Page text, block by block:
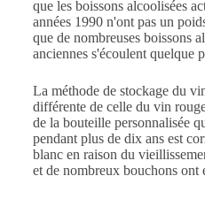
que les boissons alcoolisées
années 1990 n'ont pas un
que de nombreuses boissons
anciennes s'écoulent quelque
La méthode de stockage du
différente de celle du vin
de la bouteille personnalisée
pendant plus de dix ans est
blanc en raison du
et de nombreux bouchons ont